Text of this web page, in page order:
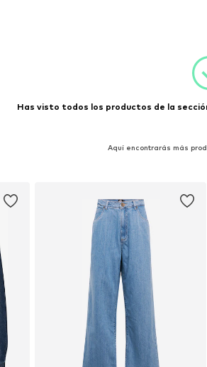
Has visto todos los productos de la
Aquí encontrarás más